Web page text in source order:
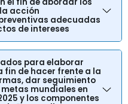
acción
adecuadas
de intereses
para elaborar
fin de hacer frente a la
dar seguimiento
mundiales en
y los componentes